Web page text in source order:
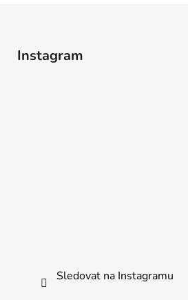
Instagram
Sledovat na Instagramu